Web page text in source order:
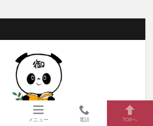
御パンダ
メニュー 電話 TOPへ